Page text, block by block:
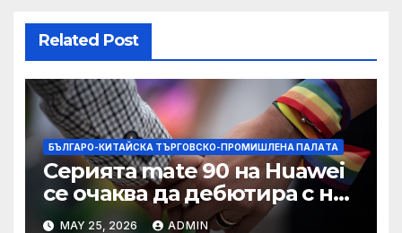
Related Post
БЪЛГАРО-КИТАЙСКА ТЪРГОВСКО-ПРОМИШЛЕНА ПАЛAТА
Серията mate 90 на Huawei
се очаква да дебютира с нов
чип Kirin тази есен ·
MAY 25, 2026 ADMIN